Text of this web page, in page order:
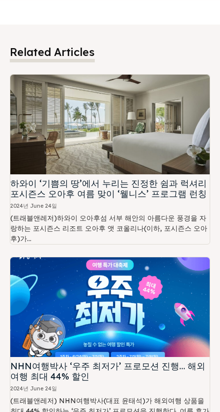
Related Articles
하와이 ‘기쁨의 땅’에서 누리는 진정한 쉼과 럭셔리
포시즌스 오아후 여름 맞이 ‘웰니스’ 프로그램 런칭
2024년 June 24일
(트래블앤레저)하와이 오아후섬 서부 해안의 아름다운 풍경을 자
랑하는 포시즌스 리조트 오아후 앳 코올리나(이하, 포시즌스 오아
후)가...
NHN여행박사 ‘우주 최저가’ 프로모션 진행… 해외
여행 최대 44% 할인
2024년 June 24일
(트래블앤레저) NHN여행박사(대표 윤태석)가 해외여행 상품을